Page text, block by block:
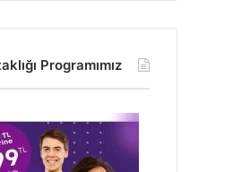
Programımız